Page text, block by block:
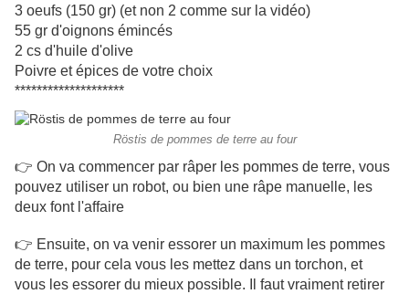
3 oeufs (150 gr) (et non 2 comme sur la vidéo)
55 gr d'oignons émincés
2 cs d'huile d'olive
Poivre et épices de votre choix
********************
Röstis de pommes de terre au four
👉 On va commencer par râper les pommes de terre, vous
pouvez utiliser un robot, ou bien une râpe manuelle, les
deux font l'affaire
👉 Ensuite, on va venir essorer un maximum les pommes
de terre, pour cela vous les mettez dans un torchon, et
vous les essorer du mieux possible. Il faut vraiment retirer